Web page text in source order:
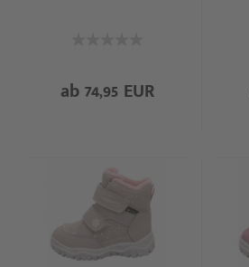
ab 74,95 EUR